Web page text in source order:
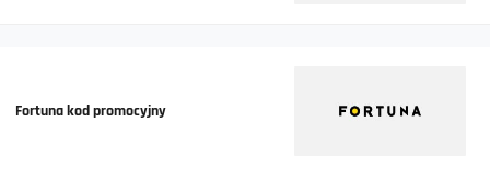
Fortuna kod promocyjny